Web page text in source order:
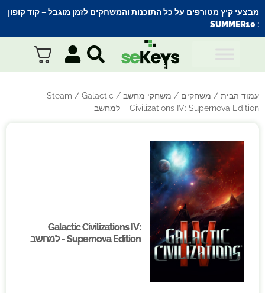
מבצעי קיץ מטורפים על כל התוכנות והמשחקים לזמן מוגבל – קוד קופון
:
SUMMER10
עמוד הבית / משחקים / משחקי מחשב /
Steam / Galactic
Civilizations IV: Supernova Edition – למחשב
Galactic Civilizations IV:
Supernova Edition - למחשב
Galactic Civilizations IV:
Supernova Edition - למחשב